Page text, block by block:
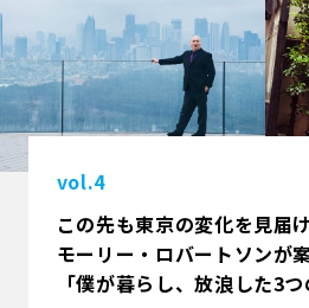
vol.4
この先も東京の変化を見届け
モーリー・ロバートソンが
「僕が暮らし、放浪した3つ